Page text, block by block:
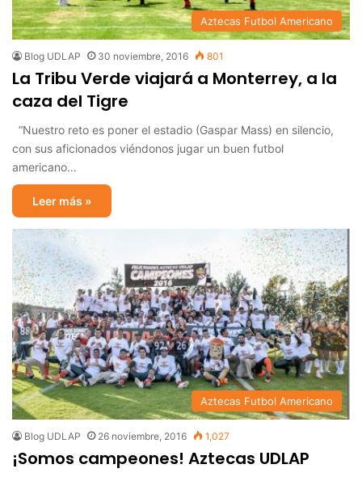
Aztecas Futbol Americano
Blog UDLAP 30 noviembre, 2016 801
La Tribu Verde viajará a Monterrey, a la
caza del Tigre
“Nuestro reto es poner el estadio (Gaspar Mass) en silencio,
con sus aficionados viéndonos jugar un buen futbol
americano…
Leer más »
Aztecas Futbol Americano
Blog UDLAP 26 noviembre, 2016 1,027
¡Somos campeones! Aztecas UDLAP